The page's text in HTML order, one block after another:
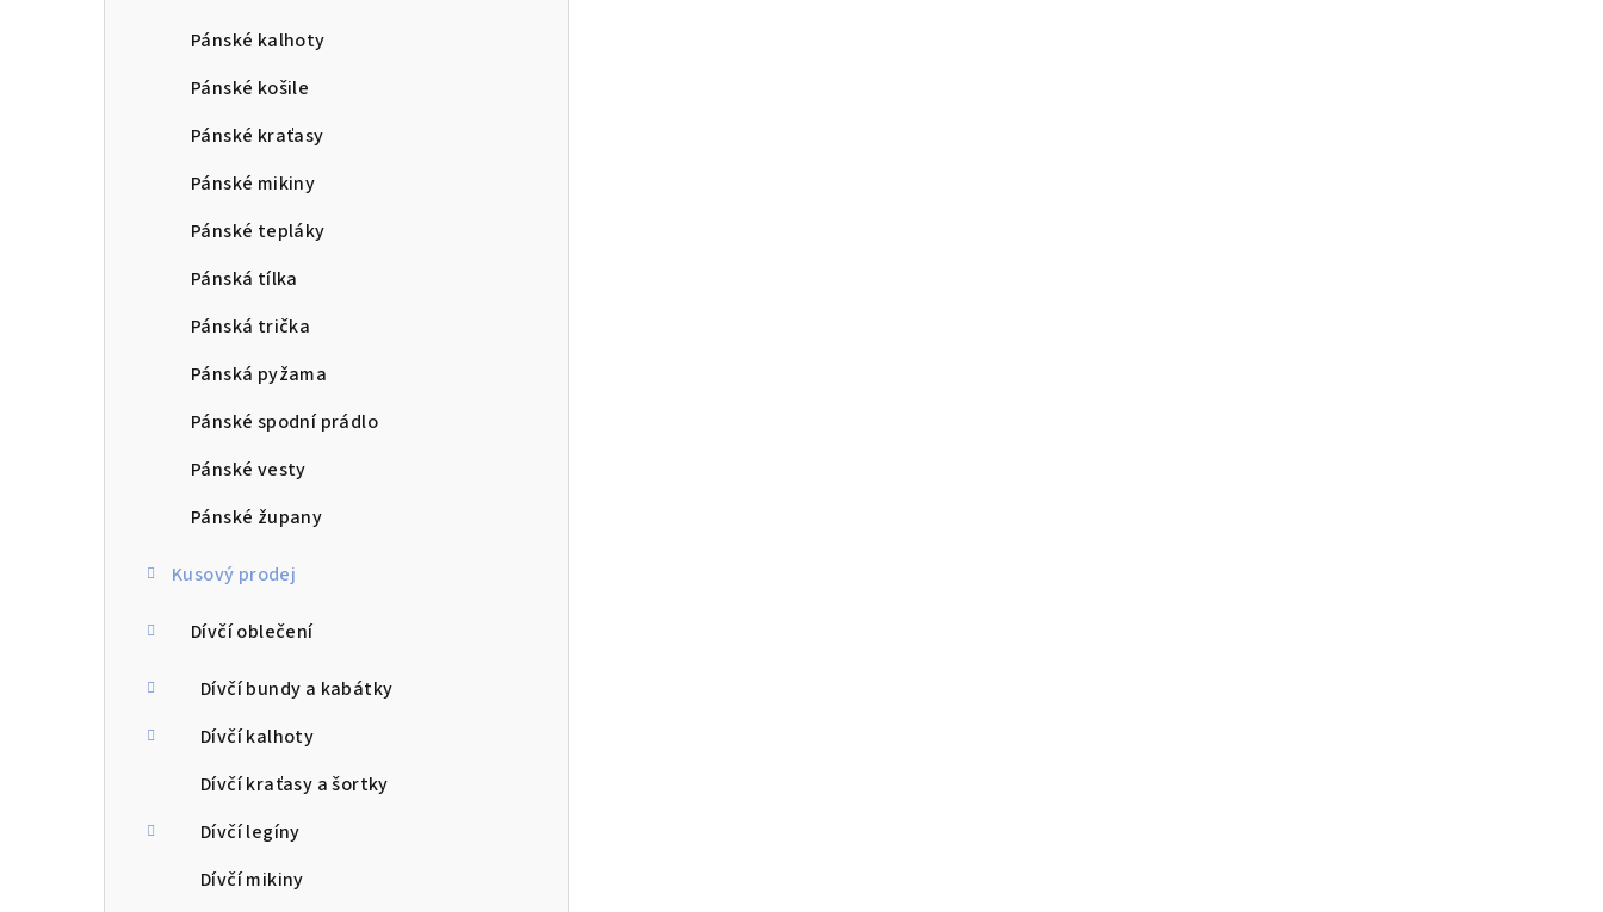
Pánské kalhoty
Pánské košile
Pánské kraťasy
Pánské mikiny
Pánské tepláky
Pánská tílka
Pánská trička
Pánská pyžama
Pánské spodní prádlo
Pánské vesty
Pánské župany
Kusový prodej
Dívčí oblečení
Dívčí bundy a kabátky
Dívčí kalhoty
Dívčí kraťasy a šortky
Dívčí legíny
Dívčí mikiny